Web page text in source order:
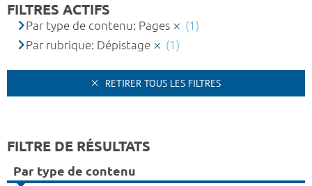
FILTRES ACTIFS
Par type de contenu: Pages
(1)
Par rubrique: Dépistage
(1)
RETIRER TOUS LES FILTRES
FILTRE DE RÉSULTATS
Par type de contenu